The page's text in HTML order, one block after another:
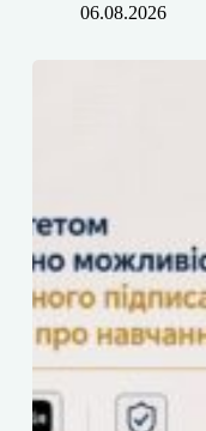
06.08.2026